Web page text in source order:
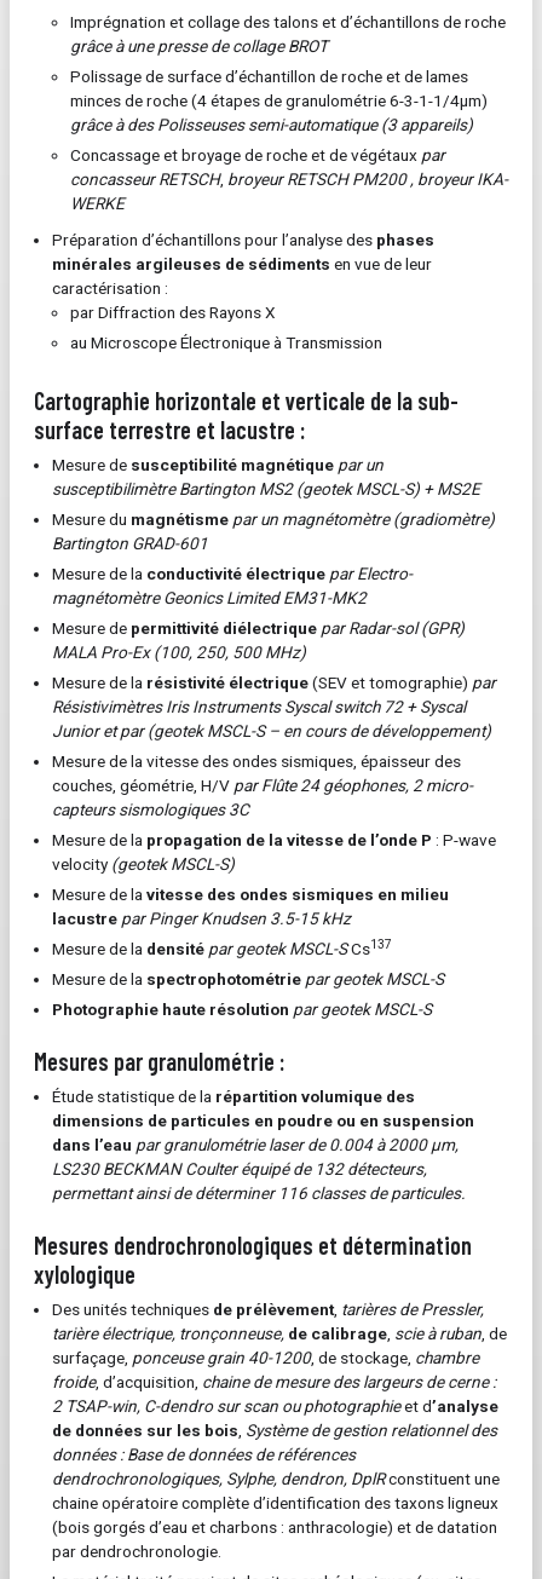
Imprégnation et collage des talons et d’échantillons de roche
grâce à une presse de collage BROT
Polissage de surface d’échantillon de roche et de lames
minces de roche (4 étapes de granulométrie 6-3-1-1/4µm)
grâce à des Polisseuses semi-automatique (3 appareils)
Concassage et broyage de roche et de végétaux par
concasseur RETSCH, broyeur RETSCH PM200 , broyeur IKA-
WERKE
Préparation d’échantillons pour l’analyse des phases
minérales argileuses de sédiments en vue de leur
caractérisation :
par Diffraction des Rayons X
au Microscope Électronique à Transmission
Cartographie horizontale et verticale de la sub-
surface terrestre et lacustre :
Mesure de susceptibilité magnétique par un
susceptibilimètre Bartington MS2 (geotek MSCL-S) + MS2E
Mesure du magnétisme par un magnétomètre (gradiomètre)
Bartington GRAD-601
Mesure de la conductivité électrique par Electro-
magnétomètre Geonics Limited EM31-MK2
Mesure de permittivité diélectrique par Radar-sol (GPR)
MALA Pro-Ex (100, 250, 500 MHz)
Mesure de la résistivité électrique(SEV et tomographie) par
Résistivimètres Iris Instruments Syscal switch 72 + Syscal
Junior et par (geotek MSCL-S – en cours de développement)
Mesure de la vitesse des ondes sismiques, épaisseur des
couches, géométrie, H/V par Flûte 24 géophones, 2 micro-
capteurs sismologiques 3C
Mesure de la propagation de la vitesse de l’onde P : P-wave
velocity (geotek MSCL-S)
Mesure de la vitesse des ondes sismiques en milieu
lacustre par Pinger Knudsen 3.5-15 kHz
Mesure de la densité par geotek MSCL-SCs137
Mesure de la spectrophotométrie par geotek MSCL-S
Photographie haute résolution par geotek MSCL-S
Mesures par granulométrie :
Étude statistique de la répartition volumique des
dimensions de particules en poudre ou en suspension
dans l’eau par granulométrie laser de 0.004 à 2000 µm,
LS230 BECKMANCoulteréquipé de 132 détecteurs,
permettant ainsi de déterminer 116 classes de particules.
Mesures dendrochronologiques et détermination
xylologique
Des unités techniques de prélèvement, tarières de Pressler,
tarière électrique, tronçonneuse, de calibrage scie à ruban , de
surfaçage, ponceuse grain 40-1200, de stockage, chambre
froide, d’acquisition, chaine de mesure des largeurs de cerne :
2 TSAP-win, C-dendro sur scan ou photographieet d’analyse
de données sur les bois Système de gestion relationnel des
données : Base de données de références
dendrochronologiques, Sylphe, dendron, DplRconstituent une
chaine opératoire complète d’identification des taxons ligneux
(bois gorgés d’eau et charbons : anthracologie) et de datation
par dendrochronologie.